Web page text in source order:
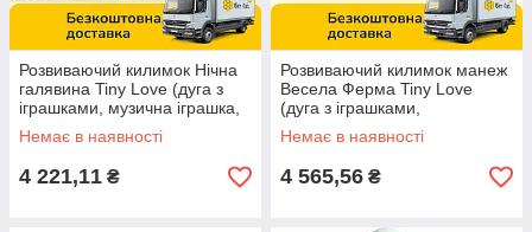
Розвиваючий килимок Нічна
галявина Tiny Love (дуга з
іграшками, музична іграшка,
мелодії) 1205906830
Немає в наявності
4 221,11 ₴
Розвиваючий килимок манеж
Весела Ферма Tiny Love
(дуга з іграшками,
дзеркальце, світло, звук)
1206606830
Немає в наявності
4 565,56 ₴